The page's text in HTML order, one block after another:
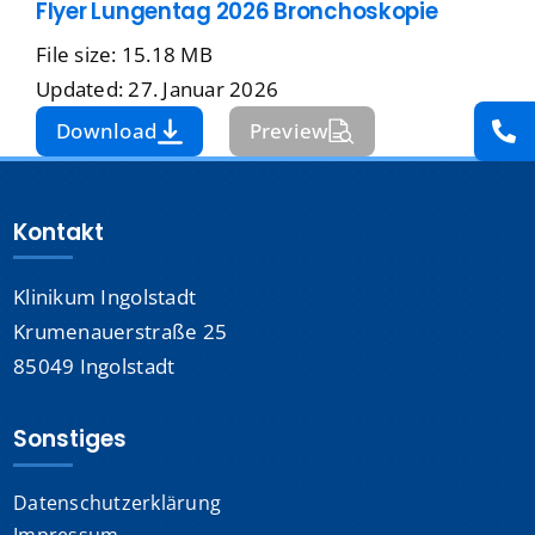
Presse
Kontakt
Suche
Flyer Lungentag 2026 Bronchoskopie
File size: 15.18 MB
Updated: 27. Januar 2026
Download
Preview
Kontakt
Klinikum Ingolstadt
Krumenauerstraße 25
85049 Ingolstadt
Sonstiges
Datenschutzerklärung